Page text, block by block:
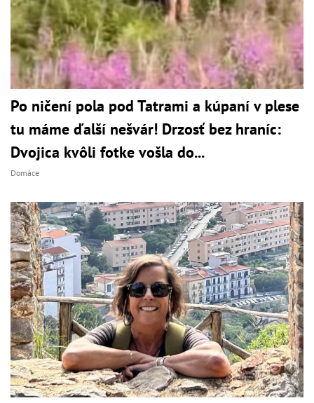
Po ničení pola pod Tatrami a kúpaní v plese
tu máme ďalší nešvár! Drzosť bez hraníc:
Dvojica kvôli fotke vošla do...
Domáce